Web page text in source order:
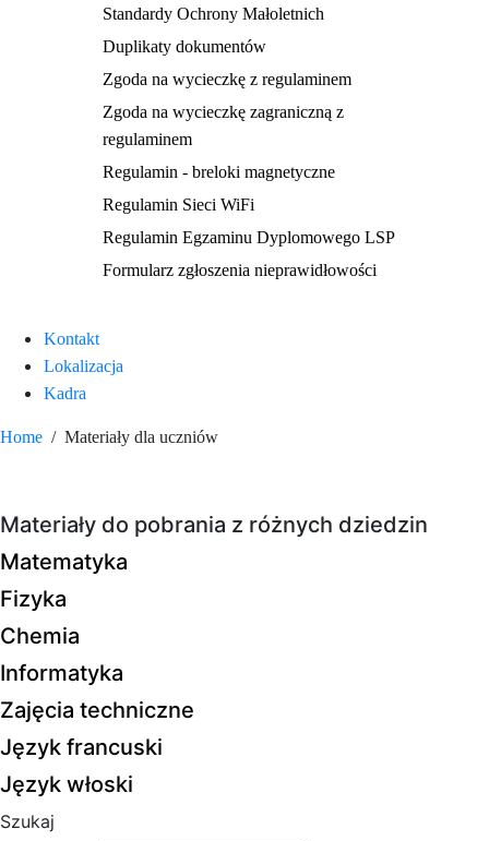
Standardy Ochrony Małoletnich
Duplikaty dokumentów
Zgoda na wycieczkę z regulaminem
Zgoda na wycieczkę zagraniczną z
regulaminem
Regulamin - breloki magnetyczne
Regulamin Sieci WiFi
Regulamin Egzaminu Dyplomowego LSP
Formularz zgłoszenia nieprawidłowości
Kontakt
Lokalizacja
Kadra
Home Materiały dla uczniów
Materiały do pobrania z różnych dziedzin
Matematyka
Fizyka
Chemia
Informatyka
Zajęcia techniczne
Język francuski
Język włoski
Szukaj